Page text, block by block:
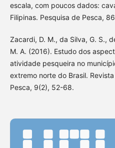
escala, com poucos dados:
Filipinas. Pesquisa de Pesca,
Zacardi, D. M., da Silva, G. S.,
M. A. (2016). Estudo dos
atividade pesqueira no
extremo norte do Brasil.
Pesca, 9(2), 52-68.